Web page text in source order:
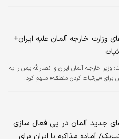
مرجع آیندگان و هنرمندان آینده ایران خواهد
این نگین فرهنگ ایران در آینده تلالو و
بیشتری خواهد یافت.
وزارت خارجه آلمان علیه ایران+
وزیر خارجه آلمان ایران و انصارالله یمن را به
برای «بی‌ثبات کردن منطقه» متهم کرد.
جدید آلمان در پی فعال سازی
آماده مذاکره با ایران برای